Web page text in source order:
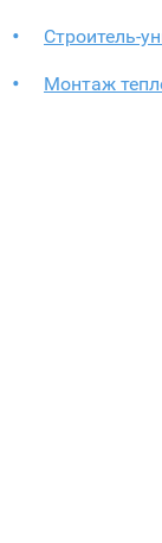
Строитель-
Монтаж